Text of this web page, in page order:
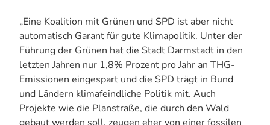
„Eine Koalition mit Grünen und SPD ist aber nicht
automatisch Garant für gute Klimapolitik. Unter der
Führung der Grünen hat die Stadt Darmstadt in den
letzten Jahren nur 1,8% Prozent pro Jahr an THG-
Emissionen eingespart und die SPD trägt in Bund
und Ländern klimafeindliche Politik mit. Auch
Projekte wie die Planstraße, die durch den Wald